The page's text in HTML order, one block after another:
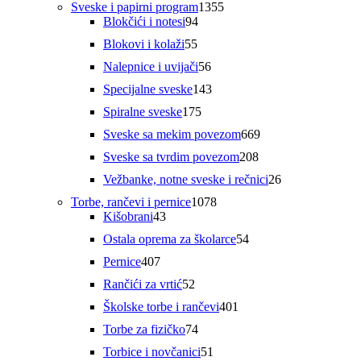
Sveske i papirni program13551355
Blokčići i notesi9494
Blokovi i kolaži5555
Nalepnice i uvijači5656
Specijalne sveske143143
Spiralne sveske175175
Sveske sa mekim povezom669669
Sveske sa tvrdim povezom208208
Vežbanke, notne sveske i rečnici2626
Torbe, rančevi i pernice10781078
Kišobrani4343
Ostala oprema za školarce5454
Pernice407407
Rančići za vrtić52
Školske torbe i rančevi401
Torbe za fizičko7474
Torbice i novčanici51